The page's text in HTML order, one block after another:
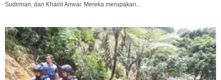
Sudirman, dan Khairil Anwar. Mereka merupakan...